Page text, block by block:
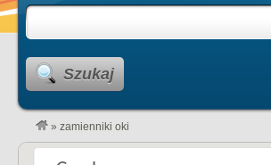
Szukaj
» zamienniki oki